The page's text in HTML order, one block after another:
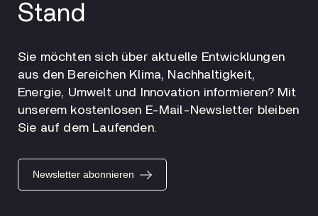
Stand
Sie möchten sich über aktuelle Entwicklungen
aus den Bereichen Klima, Nachhaltigkeit,
Energie, Umwelt und Innovation informieren? Mit
unserem kostenlosen E-Mail-Newsletter bleiben
Sie auf dem Laufenden.
Newsletter abonnieren